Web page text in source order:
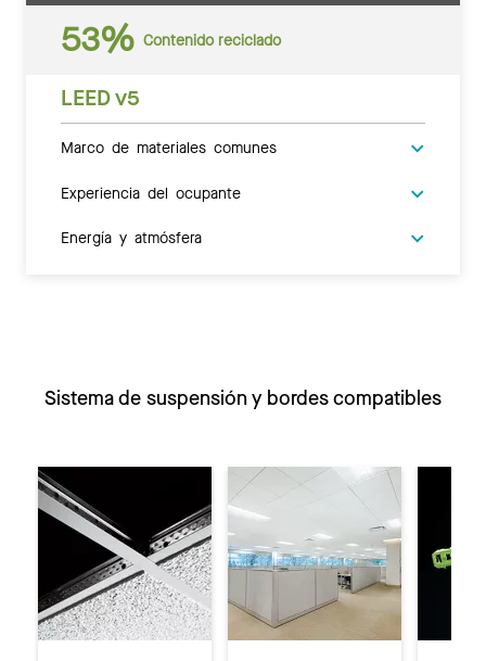
53% Contenido reciclado
LEED v5
Marco de materiales comunes
Experiencia del ocupante
Energía y atmósfera
Sistema de suspensión y bordes compatibles
Anterior